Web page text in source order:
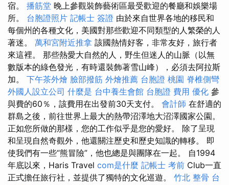
宿。 播筋堂 晚上參觀裝飾藝術區最受歡迎的餐廳和娛樂場
所。 台胞證照片 記帳士 簽證 由於來自世界各地的移民和
每個州的各種文化，美國對那些歡迎不同類型的人繁榮的人
著迷。 萬和宮附近推拿 該國熱情好客，非常友好，旅行者
來這裡。 那些熱愛大自然的人，野生但迷人的山脈（以無
數版本的綠色發光，有時還裝飾著雪山峰），必須去阿拉斯
加。 下午茶外燴 臉部撥筋 外燴推薦 台胞證 桃園 脊椎側彎
外國人設立公司 什麼是 台中養生會館 台胞證 費用 優化 參
與費的60％，該費用在出發前30天支付。 會計師 在舒適的
群島之後，前往世界上最大的熱帶沼澤地大沼澤國家公園。
正如您所做的那樣，您的工作似乎是您的愛好。 除了呈現
和呈現自然奇觀外，他還關注歷史和歷史知識的轉移。 即
使我們有一些“熊冒險”，他也總是與團隊在一起。 自1994
年底以來，Haris Travel com是什麼 記帳士 考前 Club一直
正式擔任旅行社，並提供了獨特的文化巡遊。 竹北 整骨 台